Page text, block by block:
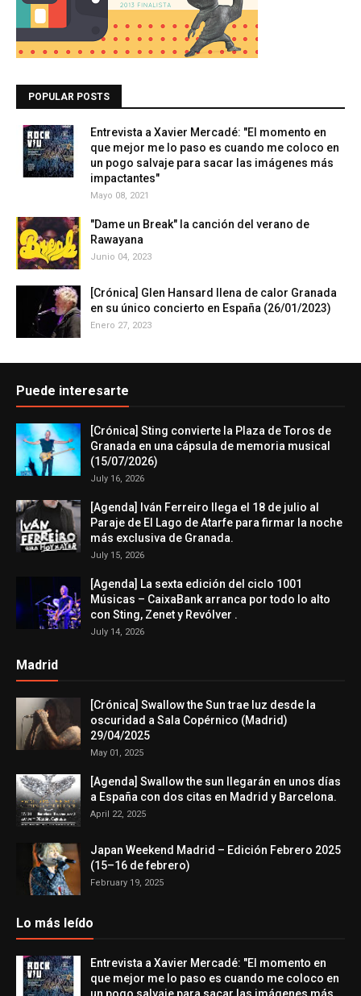
POPULAR POSTS
Entrevista a Xavier Mercadé: "El momento en
que mejor me lo paso es cuando me coloco en
un pogo salvaje para sacar las imágenes más
impactantes"
Mayo 08, 2021
"Dame un Break" la canción del verano de
Rawayana
Junio 04, 2023
[Crónica] Glen Hansard llena de calor Granada
en su único concierto en España (26/01/2023)
Enero 27, 2023
Puede interesarte
[Crónica] Sting convierte la Plaza de Toros de
Granada en una cápsula de memoria musical
(15/07/2026)
July 16, 2026
[Agenda] Iván Ferreiro llega el 18 de julio al
Paraje de El Lago de Atarfe para firmar la noche
más exclusiva de Granada.
July 15, 2026
[Agenda] La sexta edición del ciclo 1001
Músicas – CaixaBank arranca por todo lo alto
con Sting, Zenet y Revólver .
July 14, 2026
Madrid
[Crónica] Swallow the Sun trae luz desde la
oscuridad a Sala Copérnico (Madrid)
29/04/2025
May 01, 2025
[Agenda] Swallow the sun llegarán en unos días
a España con dos citas en Madrid y Barcelona.
April 22, 2025
Japan Weekend Madrid – Edición Febrero 2025
(15–16 de febrero)
February 19, 2025
Lo más leído
Entrevista a Xavier Mercadé: "El momento en
que mejor me lo paso es cuando me coloco en